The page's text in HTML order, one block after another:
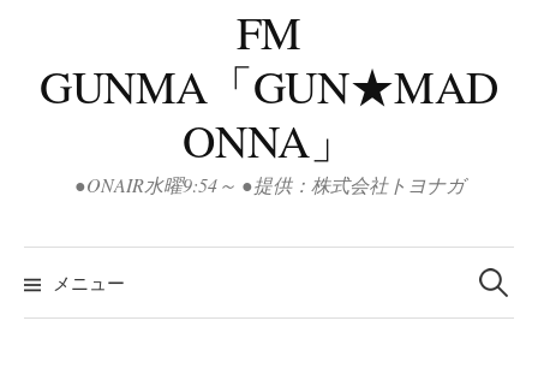
FM
GUNMA「GUN★MAD
ONNA」
●ONAIR水曜9:54～ ●提供：株式会社トヨナガ
メニュー
検
索: